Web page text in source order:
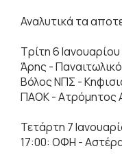
Αναλυτικά τα
Τρίτη 6
Άρης -
Βόλος ΝΠΣ -
ΠΑΟΚ - Ατρόμητος
Τετάρτη 7
17:00: ΟΦΗ -